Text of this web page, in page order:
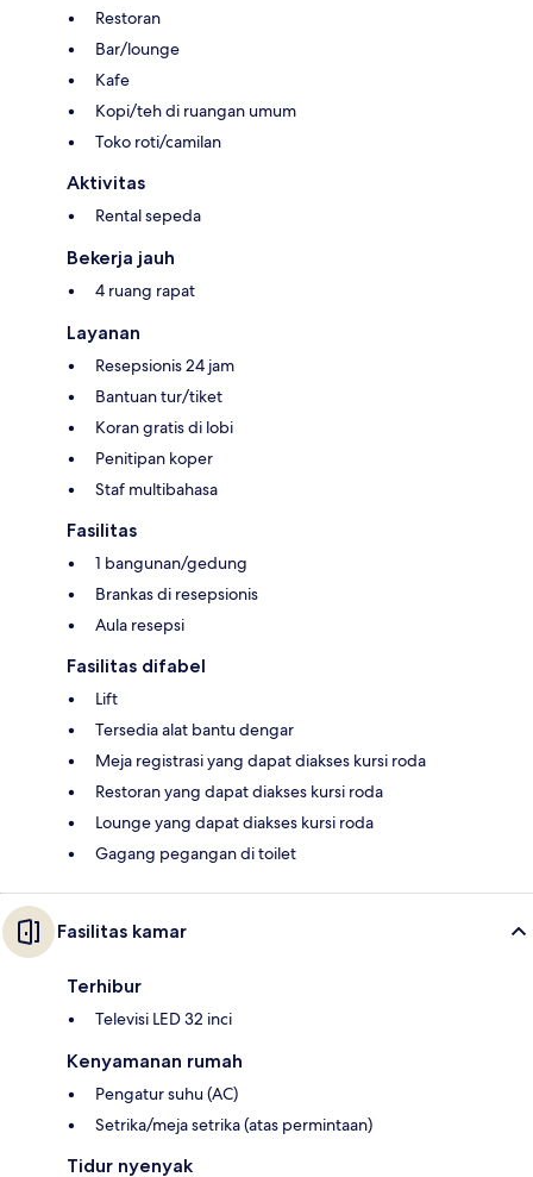
Restoran
Bar/lounge
Kafe
Kopi/teh di ruangan umum
Toko roti/camilan
Aktivitas
Rental sepeda
Bekerja jauh
4 ruang rapat
Layanan
Resepsionis 24 jam
Bantuan tur/tiket
Koran gratis di lobi
Penitipan koper
Staf multibahasa
Fasilitas
1 bangunan/gedung
Brankas di resepsionis
Aula resepsi
Fasilitas difabel
Lift
Tersedia alat bantu dengar
Meja registrasi yang dapat diakses kursi roda
Restoran yang dapat diakses kursi roda
Lounge yang dapat diakses kursi roda
Gagang pegangan di toilet
Fasilitas kamar
Terhibur
Televisi LED 32 inci
Kenyamanan rumah
Pengatur suhu (AC)
Setrika/meja setrika (atas permintaan)
Tidur nyenyak